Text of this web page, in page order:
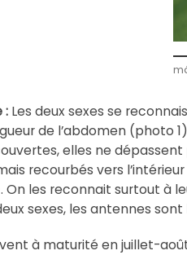
: Les deux sexes se
de l’abdomen (photo
elles ne
recourbés vers
On les reconnait surtout à
sexes, les antennes
à maturité en juillet-